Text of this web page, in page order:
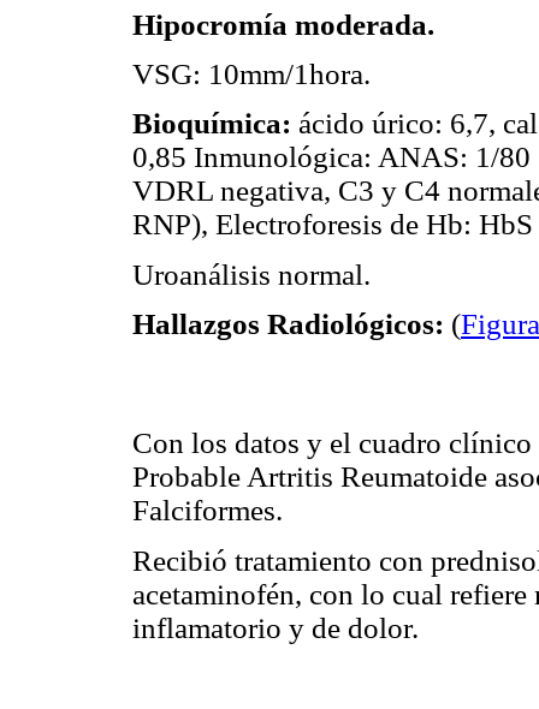
Hipocromía moderada.
VSG: 10mm/1hora.
Bioquímica: ácido úrico: 6,7,
0,85 Inmunológica: ANAS: 1/
VDRL negativa, C3 y C4
RNP), Electroforesis de Hb:
Uroanálisis normal.
Hallazgos Radiológicos: (
Con los datos y el cuadro
Probable Artritis Reumatoide
Falciformes.
Recibió tratamiento con
acetaminofén, con lo cual
inflamatorio y de dolor.